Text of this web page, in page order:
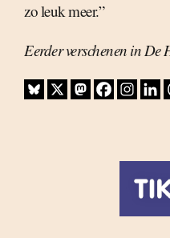
zo leuk meer.”
Eerder verschenen in De